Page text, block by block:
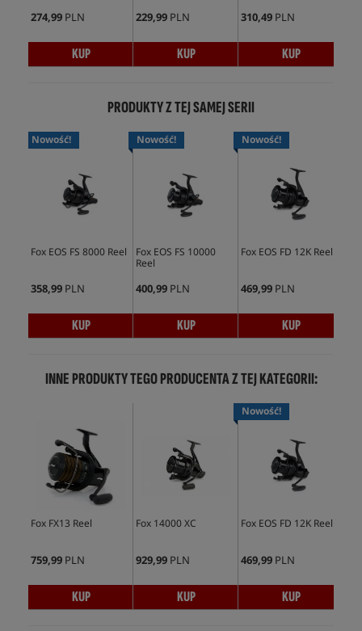
274,99 PLN
KUP
229,99 PLN
KUP
310,49 PLN
KUP
PRODUKTY Z TEJ SAMEJ SERII
Nowość!
Fox EOS FS 8000 Reel
358,99 PLN
KUP
Nowość!
Fox EOS FS 10000
Reel
400,99 PLN
KUP
Nowość!
Fox EOS FD 12K Reel
469,99 PLN
KUP
INNE PRODUKTY TEGO PRODUCENTA Z TEJ KATEGORII:
Fox FX13 Reel
759,99 PLN
KUP
Fox 14000 XC
929,99 PLN
KUP
Nowość!
Fox EOS FD 12K Reel
469,99 PLN
KUP